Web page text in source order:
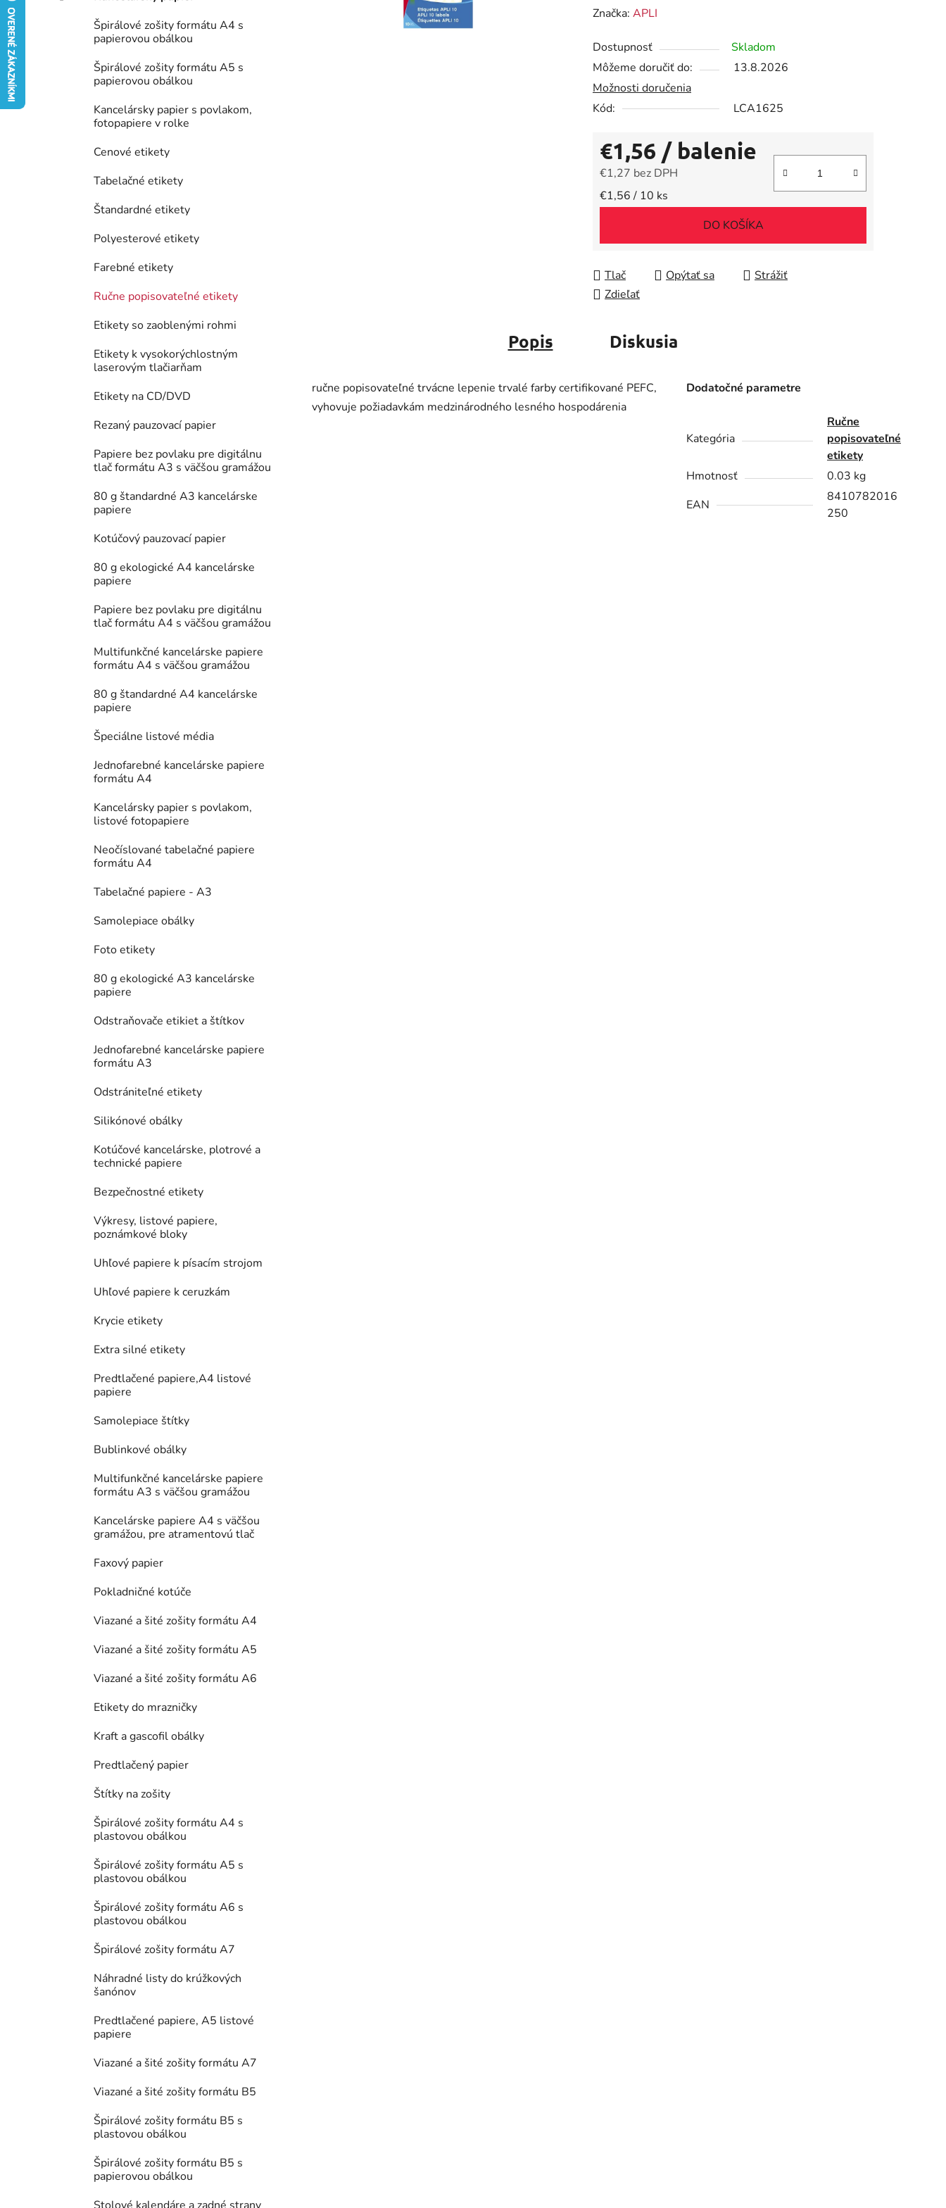
Špirálové zošity formátu A4 s
papierovou obálkou
Špirálové zošity formátu A5 s
papierovou obálkou
Kancelársky papier s povlakom,
fotopapiere v rolke
Cenové etikety
Tabelačné etikety
Štandardné etikety
Polyesterové etikety
Farebné etikety
Ručne popisovateľné etikety
Etikety so zaoblenými rohmi
Etikety k vysokorýchlostným
laserovým tlačiarňam
Etikety na CD/DVD
Rezaný pauzovací papier
Papiere bez povlaku pre digitálnu
tlač formátu A3 s väčšou gramážou
80 g štandardné A3 kancelárske
papiere
Kotúčový pauzovací papier
80 g ekologické A4 kancelárske
papiere
Papiere bez povlaku pre digitálnu
tlač formátu A4 s väčšou gramážou
Multifunkčné kancelárske papiere
formátu A4 s väčšou gramážou
80 g štandardné A4 kancelárske
papiere
Špeciálne listové média
Jednofarebné kancelárske papiere
formátu A4
Kancelársky papier s povlakom,
listové fotopapiere
Neočíslované tabelačné papiere
formátu A4
Tabelačné papiere - A3
Samolepiace obálky
Foto etikety
80 g ekologické A3 kancelárske
papiere
Odstraňovače etikiet a štítkov
Jednofarebné kancelárske papiere
formátu A3
Odstrániteľné etikety
Silikónové obálky
Kotúčové kancelárske, plotrové a
technické papiere
Bezpečnostné etikety
Výkresy, listové papiere,
poznámkové bloky
Uhľové papiere k písacím strojom
Uhľové papiere k ceruzkám
Krycie etikety
Extra silné etikety
Predtlačené papiere,A4 listové
papiere
Samolepiace štítky
Bublinkové obálky
Multifunkčné kancelárske papiere
formátu A3 s väčšou gramážou
Kancelárske papiere A4 s väčšou
gramážou, pre atramentovú tlač
Faxový papier
Pokladničné kotúče
Viazané a šité zošity formátu A4
Viazané a šité zošity formátu A5
Viazané a šité zošity formátu A6
Etikety do mrazničky
Kraft a gascofil obálky
Predtlačený papier
Štítky na zošity
Špirálové zošity formátu A4 s
plastovou obálkou
Špirálové zošity formátu A5 s
plastovou obálkou
Špirálové zošity formátu A6 s
plastovou obálkou
Špirálové zošity formátu A7
Náhradné listy do krúžkových
šanónov
Predtlačené papiere, A5 listové
papiere
Viazané a šité zošity formátu A7
Viazané a šité zošity formátu B5
Špirálové zošity formátu B5 s
plastovou obálkou
Špirálové zošity formátu B5 s
papierovou obálkou
hodnotenie
je
0,0
z
5
Značka: APLI
Dostupnosť
Skladom
Môžeme doručiť do:
13.8.2026
Možnosti doručenia
Kód:
LCA1625
€1,56 / balenie
€1,27 bez DPH
Jednotková cena:
€1,56 / 10 ks
DO KOŠÍKA
Tlač Opýtať sa
Strážiť
Zdieľať
Popis Diskusia
ručne popisovateľné trvácne lepenie trvalé farby certifikované PEFC,
vyhovuje požiadavkám medzinárodného lesného hospodárenia
Dodatočné parametre
Kategória
Ručne
popisovateľné
etikety
Hmotnosť
0.03 kg
EAN
8410782016
250